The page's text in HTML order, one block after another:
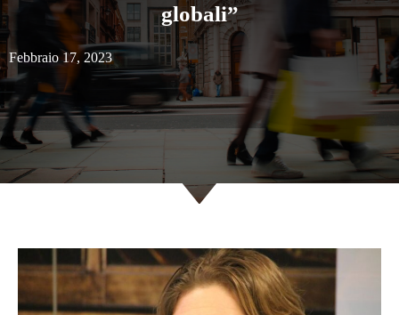
globali”
Febbraio 17, 2023